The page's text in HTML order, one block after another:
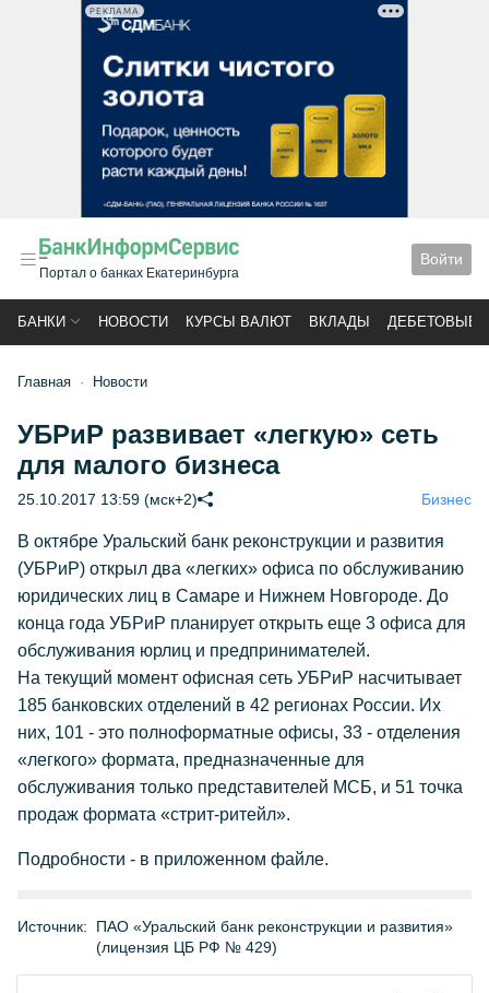
РЕКЛАМА
Портал о банках Екатеринбурга
Войти
БАНКИ НОВОСТИ КУРСЫ ВАЛЮТ ВКЛАДЫ ДЕБЕТОВЫЕ
Главная Новости
УБРиР развивает «легкую» сеть
для малого бизнеса
25.10.2017 13:59 (мск+2) Бизнес
В октябре Уральский банк реконструкции и развития
(УБРиР) открыл два «легких» офиса по обслуживанию
юридических лиц в Самаре и Нижнем Новгороде. До
конца года УБРиР планирует открыть еще 3 офиса для
обслуживания юрлиц и предпринимателей.
На текущий момент офисная сеть УБРиР насчитывает
185 банковских отделений в 42 регионах России. Их
них, 101 - это полноформатные офисы, 33 - отделения
«легкого» формата, предназначенные для
обслуживания только представителей МСБ, и 51 точка
продаж формата «стрит-ритейл».
Подробности - в приложенном файле.
Источник:
ПАО «Уральский банк реконструкции и развития»
(лицензия ЦБ РФ № 429)